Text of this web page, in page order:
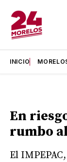
INICIO
En
rumbo
El